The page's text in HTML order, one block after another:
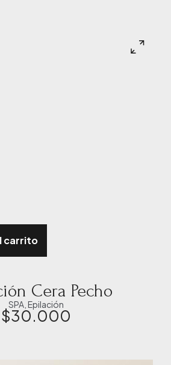
carrito
Cera Pecho
SPA Epilación
$30.000